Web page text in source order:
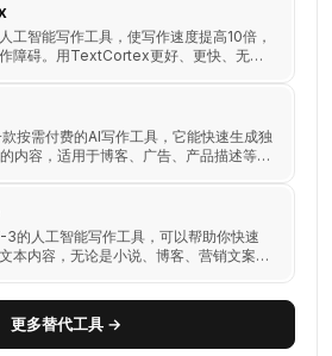
工智能写作工具，使写作速度提高10倍，
障碍。用TextCortex更好、更快、无处
按需付费的AI写作工具，它能快速生成独
内容，适用于博客、广告、产品描述等多
3的人工智能写作工具，可以帮助你快速
本内容，无论是小说、博客、营销文案还
更多替代工具 →